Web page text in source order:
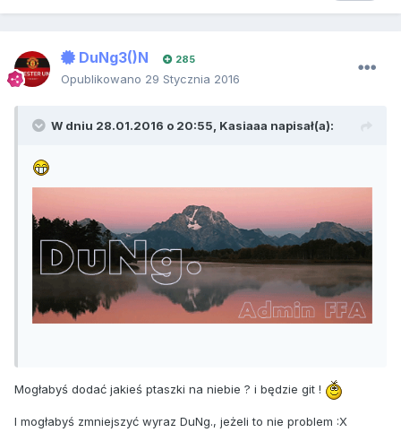
DuNg3()N 285
Opublikowano 29 Stycznia 2016
W dniu 28.01.2016 o 20:55, Kasiaaa napisał(a):
Mogłabyś dodać jakieś ptaszki na niebie ? i będzie git !
I mogłabyś zmniejszyć wyraz DuNg., jeżeli to nie problem :X